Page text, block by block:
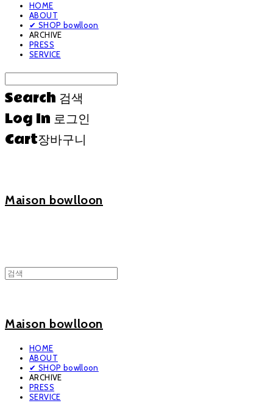
HOME
ABOUT
✔ SHOP bowlloon
ARCHIVE
PRESS
SERVICE
Search 검색
Log In 로그인
Cart장바구니
Maison bowlloon
Maison bowlloon
HOME
ABOUT
✔ SHOP bowlloon
ARCHIVE
PRESS
SERVICE